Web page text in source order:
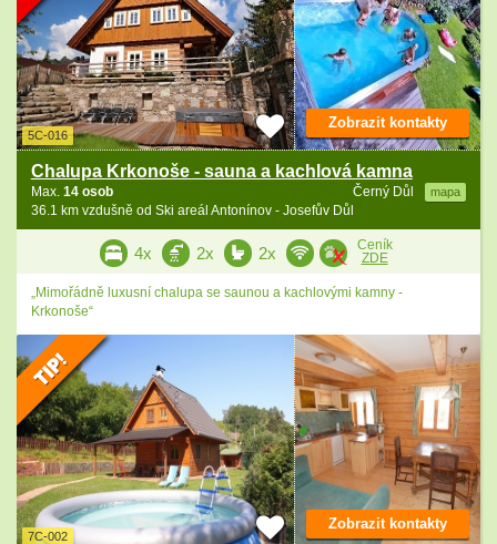
5C-016
Chalupa Krkonoše - sauna a kachlová kamna
Černý Důl mapa
Max. 14 osob
36.1 km vzdušně od Ski areál Antonínov - Josefův Důl
Zobrazit kontakty
4x 2x 2x
Ceník
ZDE
„Mimořádně luxusní chalupa se saunou a kachlovými kamny -
Krkonoše“
7C-002
Zobrazit kontakty